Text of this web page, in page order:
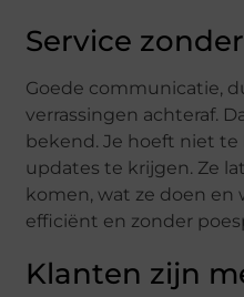
Service
Goede communicatie,
verrassingen achteraf.
bekend. Je hoeft niet
updates te krijgen. Ze
komen, wat ze doen en
efficiënt en zonder
Klanten zijn